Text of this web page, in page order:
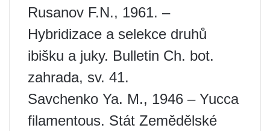
Rusanov F.N., 1961. –
Hybridizace a selekce druhů
ibišku a juky. Bulletin Ch. bot.
zahrada, sv. 41.
Savchenko Ya. M., 1946 – Yucca
filamentous. Stát Zemědělské